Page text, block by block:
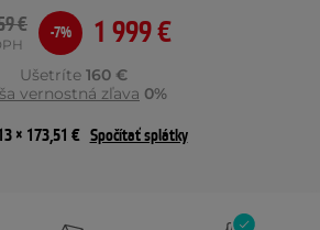
1 999 €
€ -7%
Ušetríte 160 €
vernostná zľava 0%
× 173,51 € Spočítať splátky